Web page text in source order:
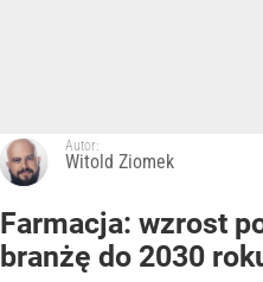
Autor:
Witold Ziomek
Farmacja: wzrost
branżę do 2030